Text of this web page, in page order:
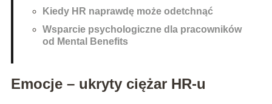
Kiedy HR naprawdę może odetchnąć
Wsparcie psychologiczne dla pracowników
od Mental Benefits
Emocje – ukryty ciężar HR-u